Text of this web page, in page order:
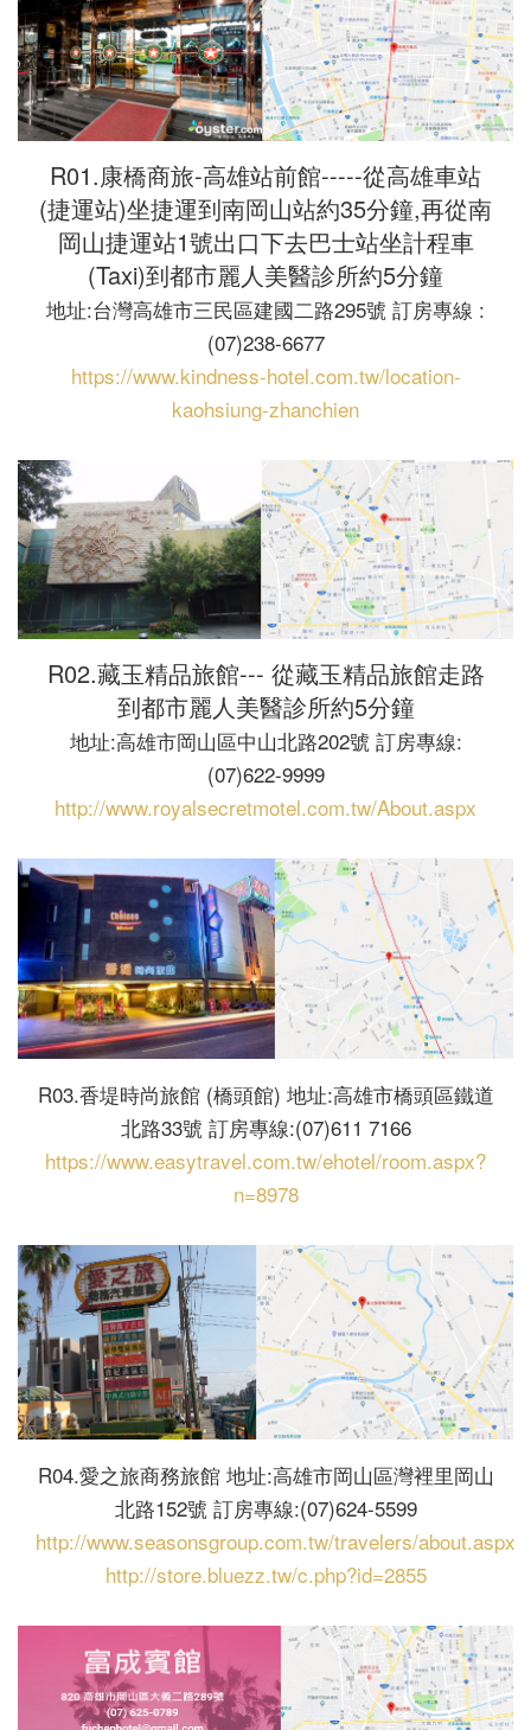
R01.康橋商旅-高雄站前館-----從高雄車站
(捷運站)坐捷運到南岡山站約35分鐘,再從南
岡山捷運站1號出口下去巴士站坐計程車
(Taxi)到都市麗人美醫診所約5分鐘
地址:台灣高雄市三民區建國二路295號 訂房專線 :
(07)238-6677
https://www.kindness-hotel.com.tw/location-
kaohsiung-zhanchien
R02.藏玉精品旅館--- 從藏玉精品旅館走路
到都市麗人美醫診所約5分鐘
地址:高雄市岡山區中山北路202號 訂房專線:
(07)622-9999
http://www.royalsecretmotel.com.tw/About.aspx
R03.香堤時尚旅館 (橋頭館) 地址:高雄市橋頭區鐵道
北路33號 訂房專線:(07)611 7166
https://www.easytravel.com.tw/ehotel/room.aspx?
n=8978
R04.愛之旅商務旅館 地址:高雄市岡山區灣裡里岡山
北路152號 訂房專線:(07)624-5599
http://www.seasonsgroup.com.tw/travelers/about.aspx
http://store.bluezz.tw/c.php?id=2855